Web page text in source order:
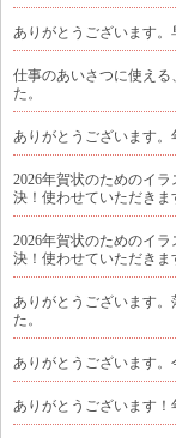
ありがとうございます。
仕事のあいさつに使え
た。
ありがとうございます。
2026年賀状のためのイ
決！使わせていただきま
2026年賀状のためのイ
決！使わせていただきま
ありがとうございます
た。
ありがとうございます。
ありがとうございます